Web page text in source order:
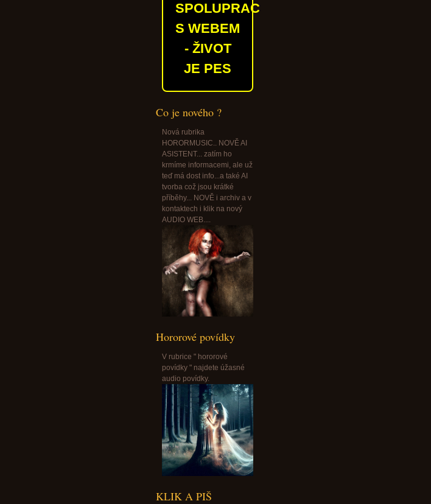
SPOLUPRACUJEME
S WEBEM
- ŽIVOT
JE PES
Co je nového ?
Nová rubrika
HORORMUSIC.. NOVĚ AI
ASISTENT... zatím ho
krmíme informacemi, ale už
teď má dost info...a také AI
tvorba což jsou krátké
příběhy... NOVĚ i archiv a v
kontaktech i klik na nový
AUDIO WEB....
Hororové povídky
V rubrice " hororové
povídky " najdete úžasné
audio povídky.
KLIK A PIŠ